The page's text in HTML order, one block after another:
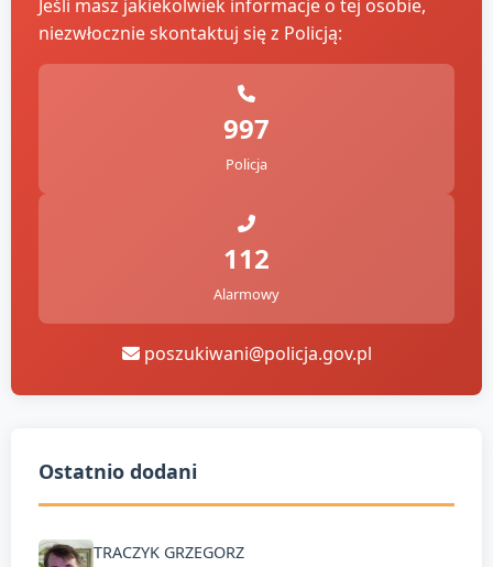
Jeśli masz jakiekolwiek informacje o tej osobie,
niezwłocznie skontaktuj się z Policją:
997
Policja
112
Alarmowy
poszukiwani@policja.gov.pl
Ostatnio dodani
TRACZYK GRZEGORZ